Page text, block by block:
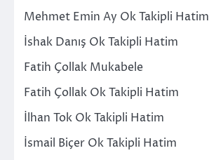
Mehmet Emin Ay Ok Takipli Hatim
İshak Danış Ok Takipli Hatim
Fatih Çollak Mukabele
Fatih Çollak Ok Takipli Hatim
İlhan Tok Ok Takipli Hatim
İsmail Biçer Ok Takipli Hatim